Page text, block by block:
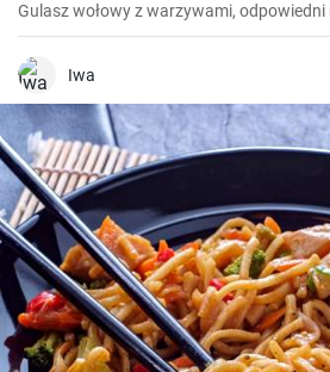
Gulasz wołowy z warzywami, odpowiedni
Iwa